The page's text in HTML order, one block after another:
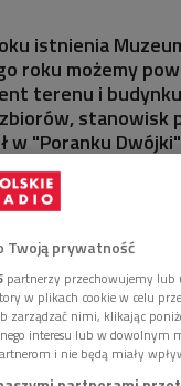
istnienia
roku możemy
terenu i
stanowisk
w "Poranku
Twoją prywatność
partnerzy przechowujemy
w plikach cookie w celu
zarządzać nimi, klikając
interesu lub w dowolnym
i nie będą miały